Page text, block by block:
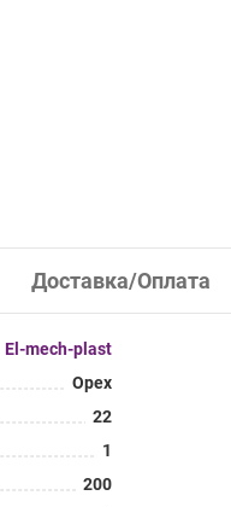
Доставка/Оплата
El-mech-plast
Орех
22
1
200